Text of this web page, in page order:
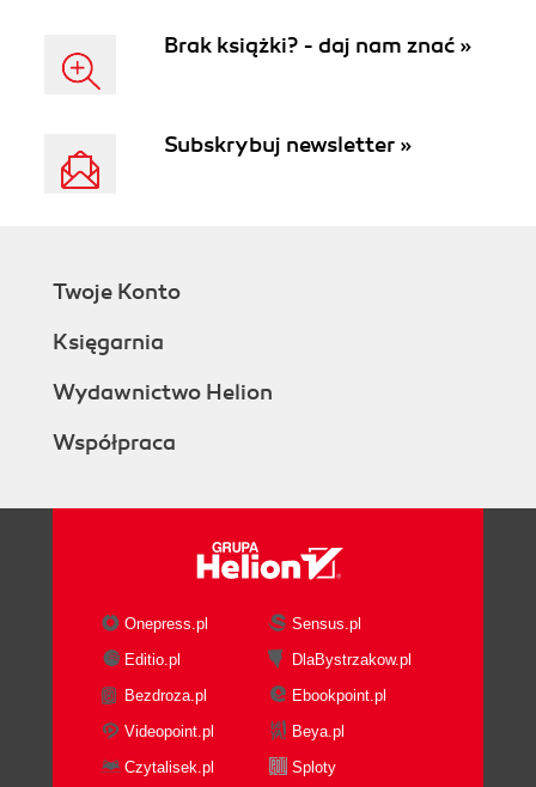
Brak książki? - daj nam znać »
Subskrybuj newsletter »
Twoje Konto
Księgarnia
Wydawnictwo Helion
Współpraca
Onepress.pl
Sensus.pl
Editio.pl
DlaBystrzakow.pl
Bezdroza.pl
Ebookpoint.pl
Videopoint.pl
Beya.pl
Czytalisek.pl
Sploty